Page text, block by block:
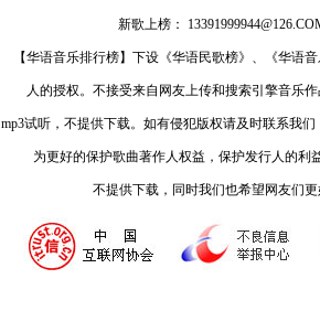
新歌上榜：
【华语音乐排行榜】下设《华语民歌榜》、《华语
人的授权。不接受来自网友上传和搜索引擎音乐
mp3试听，不提供下载。如有侵犯版权请及时联系我
为更好的保护歌曲著作人权益，保护发行人的
不提供下载，同时我们也希望网友们